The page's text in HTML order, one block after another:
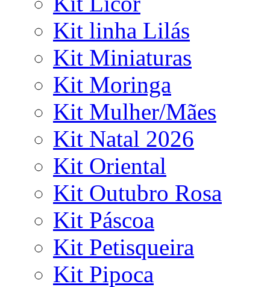
Kit linha Lilás
Kit Miniaturas
Kit Moringa
Kit Mulher/Mães
Kit Natal 2026
Kit Oriental
Kit Outubro Rosa
Kit Páscoa
Kit Petisqueira
Kit Pipoca